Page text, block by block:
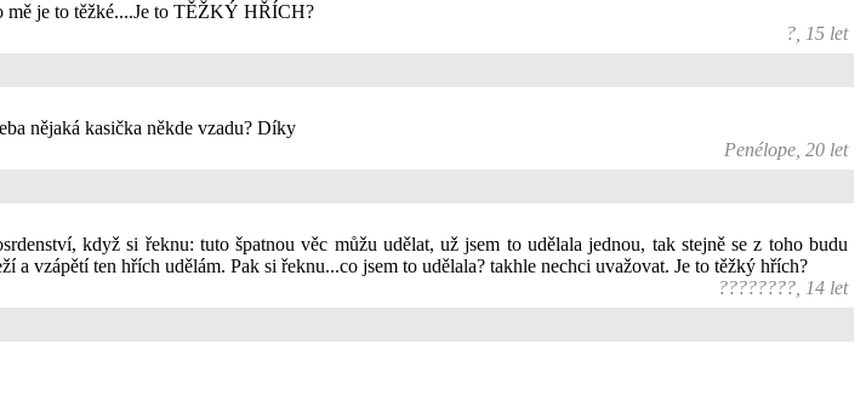
mě je to těžké....Je to TĚŽKÝ HŘÍCH?
?, 15 let
nějaká kasička někde vzadu? Díky
Penélope, 20 let
když si řeknu: tuto špatnou věc můžu udělat, už jsem to udělala jednou, tak stejně se z toho budu
vzápětí ten hřích udělám. Pak si řeknu...co jsem to udělala? takhle nechci uvažovat. Je to těžký hřích?
????????, 14 let